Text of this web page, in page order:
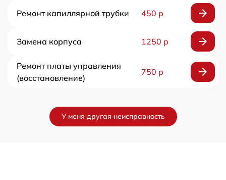
Ремонт капиллярной трубки 450 р
Замена корпуса 1250 р
Ремонт платы управления
(восстановление)
750 р
У меня другая неисправность